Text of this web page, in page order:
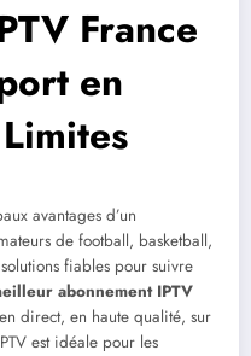
France
en
avantages d’un
de football, basketball,
fiables pour suivre
abonnement IPTV
direct, en haute qualité, sur
est idéale pour les